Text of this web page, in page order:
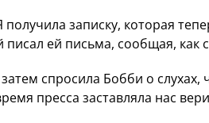
получила записку, которая
писал ей письма, сообщая, как
спросила Бобби о слухах,
пресса заставляла нас